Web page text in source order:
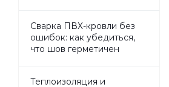
Сварка ПВХ-кровли без
ошибок: как убедиться,
что шов герметичен
Теплоизоляция и